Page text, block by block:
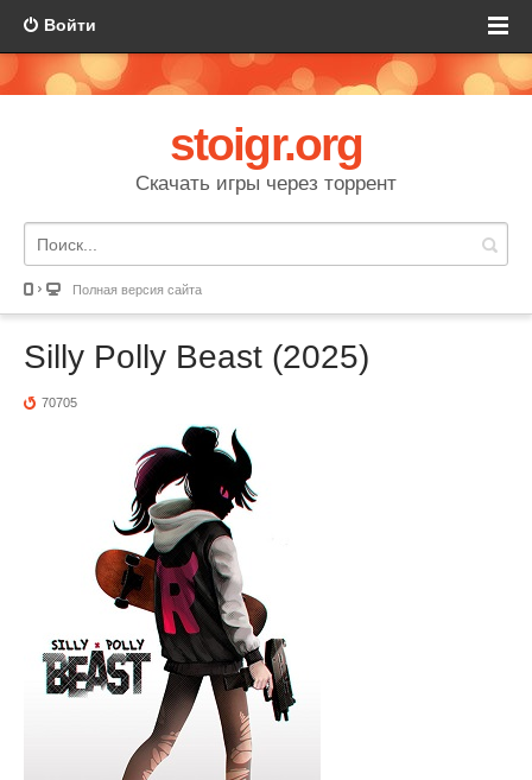
Войти
stoigr.org
Скачать игры через торрент
Полная версия сайта
Silly Polly Beast (2025)
70705